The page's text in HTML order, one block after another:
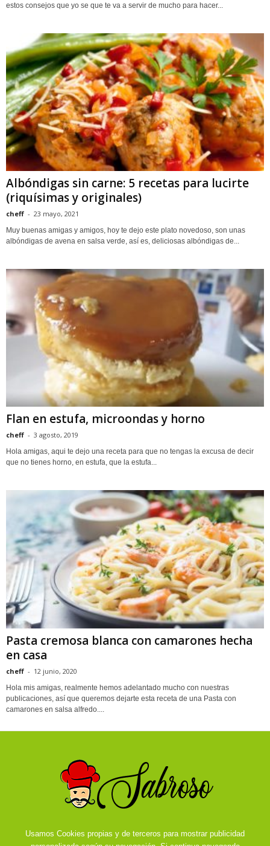
estos consejos que yo se que te va a servir de mucho para hacer...
Albóndigas sin carne: 5 recetas para lucirte
(riquísimas y originales)
cheff - 23 mayo, 2021
Muy buenas amigas y amigos, hoy te dejo este plato novedoso, son unas
albóndigas de avena en salsa verde, así es, deliciosas albóndigas de...
Flan en estufa, microondas y horno
cheff - 3 agosto, 2019
Hola amigas, aqui te dejo una receta para que no tengas la excusa de decir
que no tienes horno, en estufa, que la estufa...
Pasta cremosa blanca con camarones hecha
en casa
cheff - 12 junio, 2020
Hola mis amigas, realmente hemos adelantado mucho con nuestras
publicaciones, así que queremos dejarte esta receta de una Pasta con
camarones en salsa alfredo....
Usamos Cookies propias y de terceros para mostrar publicidad